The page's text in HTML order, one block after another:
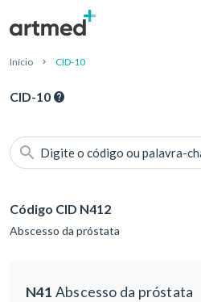
Início CID-10
CID-10
Digite o código ou palavra-
Código CID N412
Abscesso da próstata
N41 Abscesso da próstata